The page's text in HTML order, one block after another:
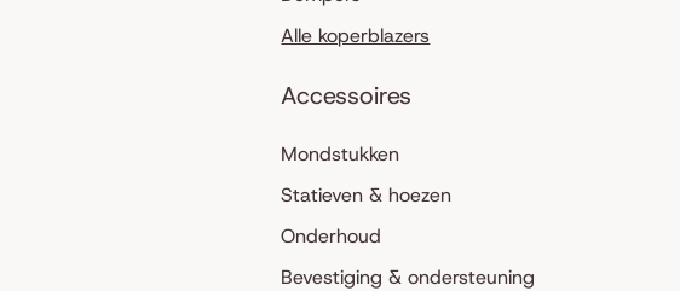
Alle koperblazers
Accessoires
Mondstukken
Statieven & hoezen
Onderhoud
Bevestiging & ondersteuning